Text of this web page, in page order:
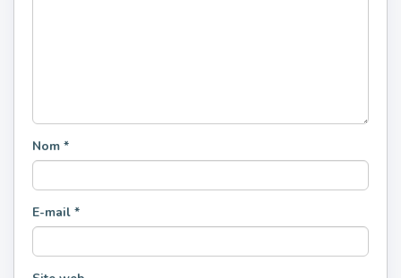
Nom *
E-mail *